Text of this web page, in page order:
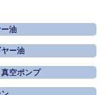
油
ー油
空ポンプ